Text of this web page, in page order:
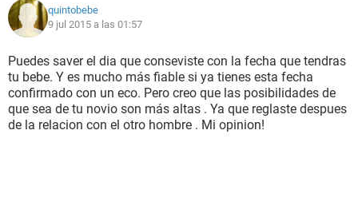
quintobebe
9 jul 2015 a las 01:57
Puedes saver el dia que conseviste con la fecha que tendras
tu bebe. Y es mucho más fiable si ya tienes esta fecha
confirmado con un eco. Pero creo que las posibilidades de
que sea de tu novio son más altas . Ya que reglaste despues
de la relacion con el otro hombre . Mi opinion!